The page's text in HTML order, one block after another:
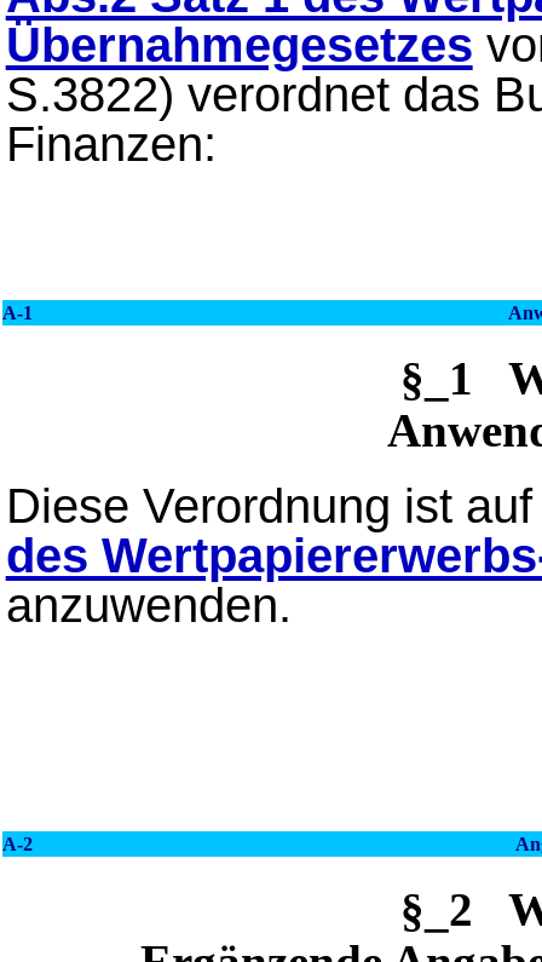
Übernahmegesetzes
S.3822) verordnet das
Finanzen:
A-1
§_1
Diese Verordnung ist
des
anzuwenden.
A-2
§_2